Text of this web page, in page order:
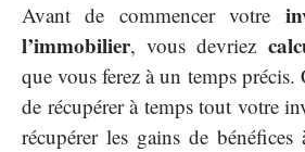
Avant de commencer votre
l’immobilier, vous devriez
que vous ferez à un temps précis.
de récupérer à temps tout votre
récupérer les gains de